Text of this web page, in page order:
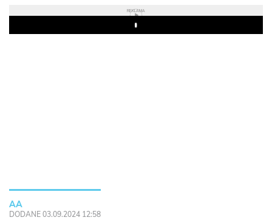
REKLAMA
Play
AA
DODANE 03.09.2024 12:58